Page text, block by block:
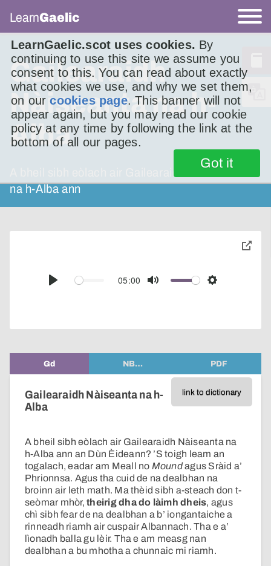
LearnGaelic.scot uses cookies. By
continuing to use this site we assume you
consent to this. You can read about exactly
what cookies we use, and why we set them,
on ourcookies page. This banner will not
appear again, but you may read our cookie
policy at any time by following the link at the
bottom of all our pages.
Got it
LearnGaelic
Gailearaidh
Nàiseanta na h-
Alba
A bheil sibh eòlach air Gailearaidh Nàiseanta
na h-Alba ann
Play
05:00
Mute Settings
toggle
Gd NB… PDF
link to dictionary
Gailearaidh Nàiseanta na h-
Alba
A bheil sibh eòlach air Gailearaidh Nàiseanta na
h-Alba ann an Dùn Èideann? ’S toigh leam an
togalach, eadar am Meall no Moundagus Sràid a’
Phrionnsa. Agus tha cuid de na dealbhan na
broinn air leth math. Ma thèid sibh a-steach don t-
seòmar mhòr,theirig dha do làimh dheis, agus
chì sibh fear de na dealbhan a b’ iongantaiche a
rinneadh riamh air cuspair Albannach. Tha e a’
lìonadh balla gu lèir. Tha e am measg nan
dealbhan a bu mhotha a chunnaic mi riamh.